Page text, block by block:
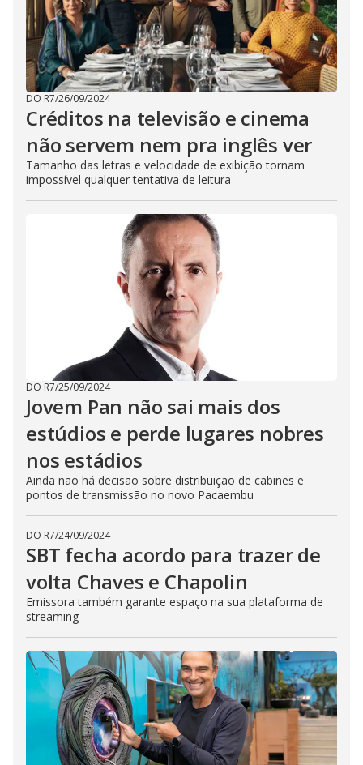
DO R7/26/09/2024
Créditos na televisão e cinema
não servem nem pra inglês ver
Tamanho das letras e velocidade de exibição tornam
impossível qualquer tentativa de leitura
DO R7/25/09/2024
Jovem Pan não sai mais dos
estúdios e perde lugares nobres
nos estádios
Ainda não há decisão sobre distribuição de cabines e
pontos de transmissão no novo Pacaembu
DO R7/24/09/2024
SBT fecha acordo para trazer de
volta Chaves e Chapolin
Emissora também garante espaço na sua plataforma de
streaming